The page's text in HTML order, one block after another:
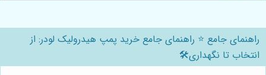
راهنمای جامع ⭐️ راهنمای جامع خرید پمپ هیدرولیک لودر: از
انتخاب تا نگهداری🛠️